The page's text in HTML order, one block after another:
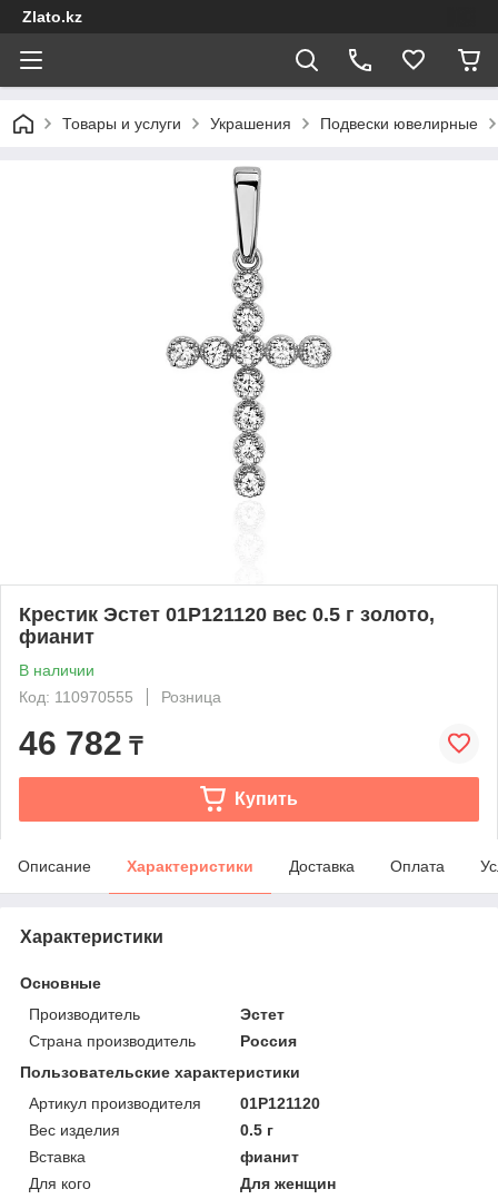
Zlato.kz
Товары и услуги Украшения Подвески ювелирные
Крестик Эстет 01Р121120 вес 0.5 г золото,
фианит
В наличии
Код: 110970555
Розница
46 782 ₸
Купить
Описание Характеристики Доставка Оплата
Характеристики
Основные
Производитель
Эстет
Страна производитель
Россия
Пользовательские характеристики
Артикул производителя
01Р121120
Вес изделия
0.5 г
Вставка
фианит
Для кого
Для женщин